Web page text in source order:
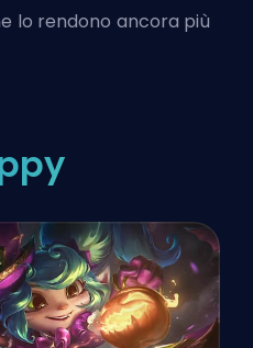
lo rendono ancora più